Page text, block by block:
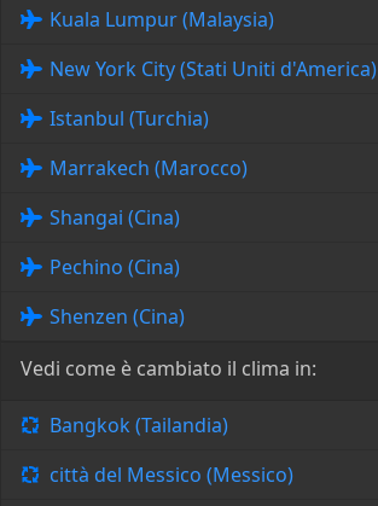
Kuala Lumpur (Malaysia)
New York City (Stati Uniti d'America)
Istanbul (Turchia)
Marrakech (Marocco)
Shangai (Cina)
Pechino (Cina)
Shenzen (Cina)
Vedi come è cambiato il clima in:
Bangkok (Tailandia)
città del Messico (Messico)